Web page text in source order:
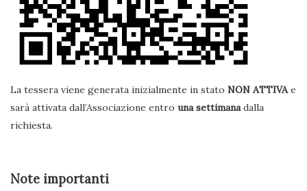
La tessera viene generata inizialmente in stato NON ATTIVAe
sarà attivata dall’Associazione entro una settimanadalla
richiesta.
Note importanti